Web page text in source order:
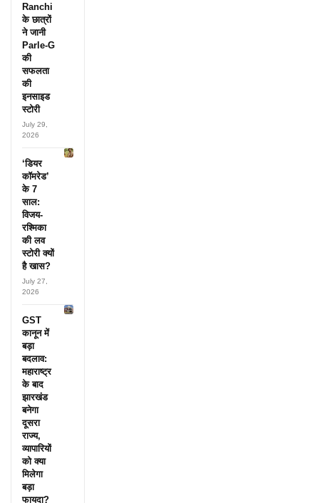
Ranchi
के छात्रों
ने जानी
Parle-G
की
सफलता
की
इनसाइड
स्टोरी
July 29,
2026
‘डियर
कॉमरेड’
के 7
साल:
विजय-
रश्मिका
की लव
स्टोरी क्यों
है खास?
July 27,
2026
GST
कानून में
बड़ा
बदलाव:
महाराष्ट्र
के बाद
झारखंड
बनेगा
दूसरा
राज्य,
व्यापारियों
को क्या
मिलेगा
बड़ा
फायदा?